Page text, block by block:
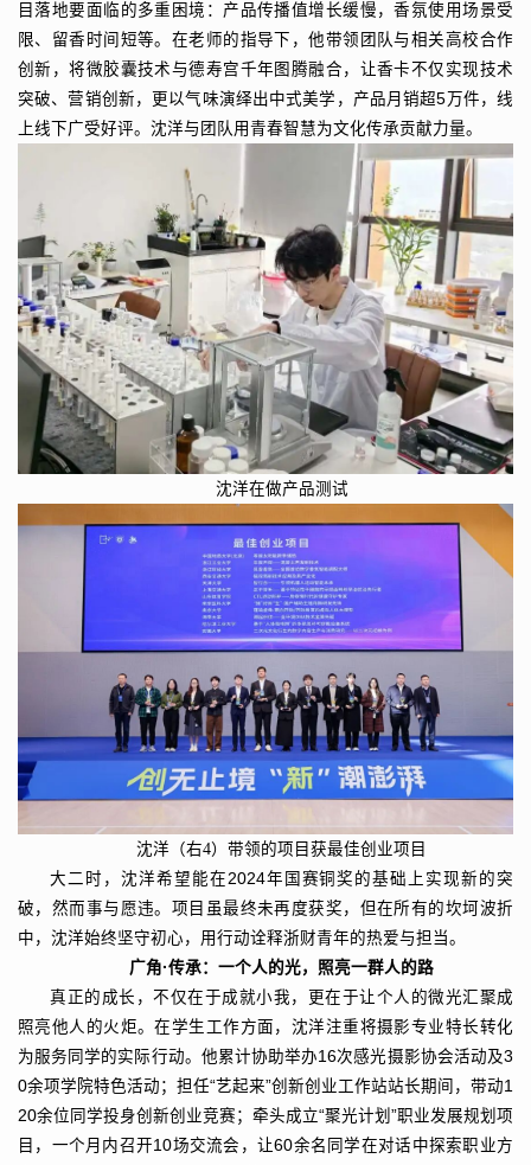
目落地要面临的多重困境：产品传播值增长缓慢，香氛使用场景受
限、留香时间短等。在老师的指导下，他带领团队与相关高校合作
创新，将微胶囊技术与德寿宫千年图腾融合，让香卡不仅实现技术
突破、营销创新，更以气味演绎出中式美学，产品月销超5万件，线
上线下广受好评。沈洋与团队用青春智慧为文化传承贡献力量。
沈洋在做产品测试
沈洋（右4）带领的项目获最佳创业项目
大二时，沈洋希望能在2024年国赛铜奖的基础上实现新的突
破，然而事与愿违。项目虽最终未再度获奖，但在所有的坎坷波折
中，沈洋始终坚守初心，用行动诠释浙财青年的热爱与担当。
广角·传承：一个人的光，照亮一群人的路
真正的成长，不仅在于成就小我，更在于让个人的微光汇聚成
照亮他人的火炬。在学生工作方面，沈洋注重将摄影专业特长转化
为服务同学的实际行动。他累计协助举办16次感光摄影协会活动及3
0余项学院特色活动；担任“艺起来”创新创业工作站站长期间，带动1
20余位同学投身创新创业竞赛；牵头成立“聚光计划”职业发展规划项
目，一个月内召开10场交流会，让60余名同学在对话中探索职业方